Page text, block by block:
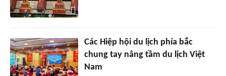
Các Hiệp hội du lịch phía bắc
chung tay nâng tầm du lịch Việt
Nam